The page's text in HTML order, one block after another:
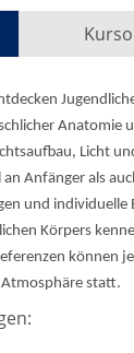
Anatomie
Licht
Anfänger als
und individuelle
Körpers
können
statt.